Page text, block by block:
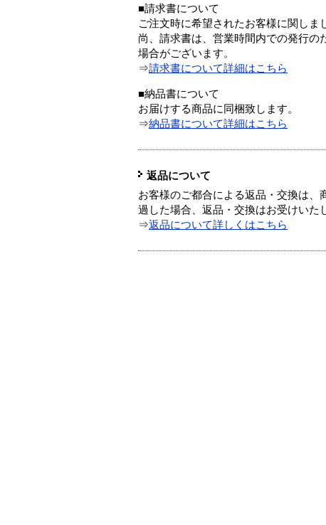
■請求書について
ご注文時に希望されたお客様に関しま
尚、請求書は、営業時間内での発行の
場合がございます。
⇒請求書について詳細はこちら
■納品書について
お届けする商品に同梱致します。
⇒納品書について詳細はこちら
返品について
お客様のご都合による返品・交換は、
過した場合、返品・交換はお受けいた
⇒返品について詳しくはこちら